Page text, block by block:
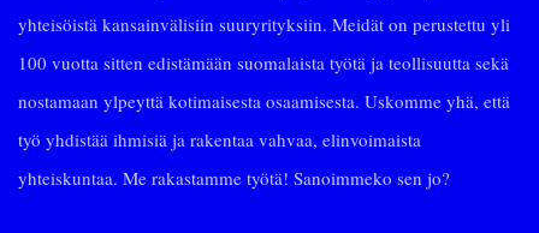
yhteisöistä kansainvälisiin suuryrityksiin. Meidät on perustettu yli
100 vuotta sitten edistämään suomalaista työtä ja teollisuutta sekä
nostamaan ylpeyttä kotimaisesta osaamisesta. Uskomme yhä, että
työ yhdistää ihmisiä ja rakentaa vahvaa, elinvoimaista
yhteiskuntaa. Me rakastamme työtä! Sanoimmeko sen jo?